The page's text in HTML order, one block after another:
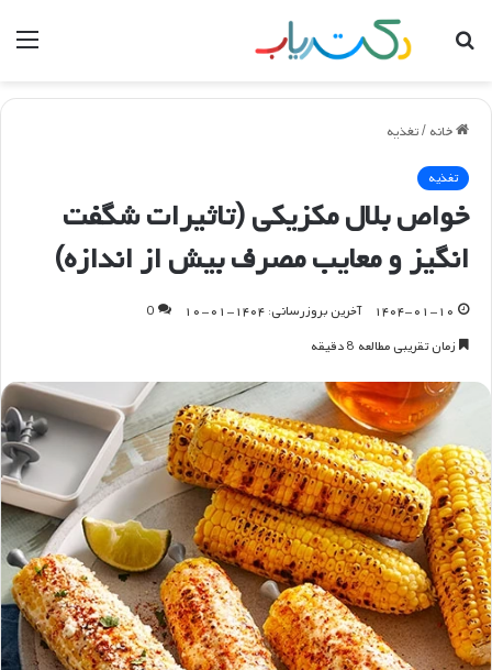
جستجو
خانه /تغذیه
تغذیه
خواص بلال مکزیکی (تاثیرات شگفت
انگیز و معایب مصرف بیش از اندازه)
۱۴۰۴-۰۱-۱۰ آخرین بروزرسانی: ۱۴۰۴-۰۱-۱۰
0
زمان تقریبی مطالعه 8 دقیقه